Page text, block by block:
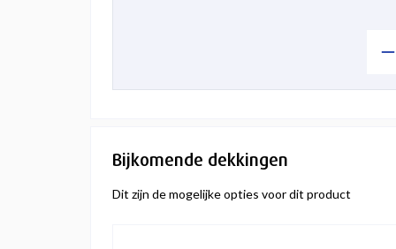
Bijkomende dekkingen
Dit zijn de mogelijke opties voor dit product